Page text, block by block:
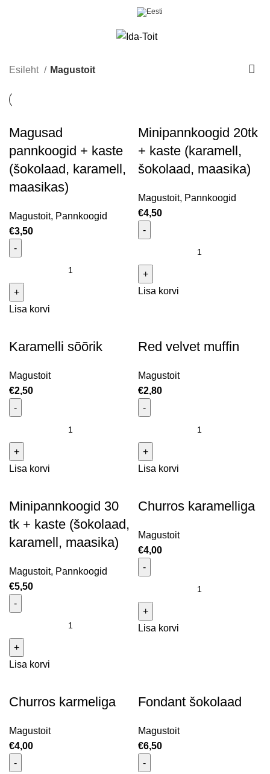
Esileht Magustoit
Magusad
pannkoogid + kaste
(šokolaad, karamell,
maasikas)
Magustoit, Pannkoogid
€3,50
Magusad pannkoogid + kaste (šokolaad, karamell,
Lisa korvi
Minipannkoogid 20tk
+ kaste (karamell,
šokolaad, maasika)
Magustoit, Pannkoogid
€4,50
Minipannkoogid 20tk + kaste
maasika) kogus
Lisa korvi
Karamelli sõõrik
Magustoit
€2,50
Karamelli sõõrik kogus
Lisa korvi
Red velvet muffin
Magustoit
€2,80
Red velvet muffin kogus
Lisa korvi
Minipannkoogid 30
tk + kaste (šokolaad,
karamell, maasika)
Magustoit, Pannkoogid
€5,50
Minipannkoogid 30 tk + kaste (šokolaad, karamell,
Lisa korvi
Churros karamelliga
Magustoit
€4,00
Churros karamelliga kogus
Lisa korvi
Churros karmeliga
Magustoit
€4,00
Fondant šokolaad
Magustoit
€6,50